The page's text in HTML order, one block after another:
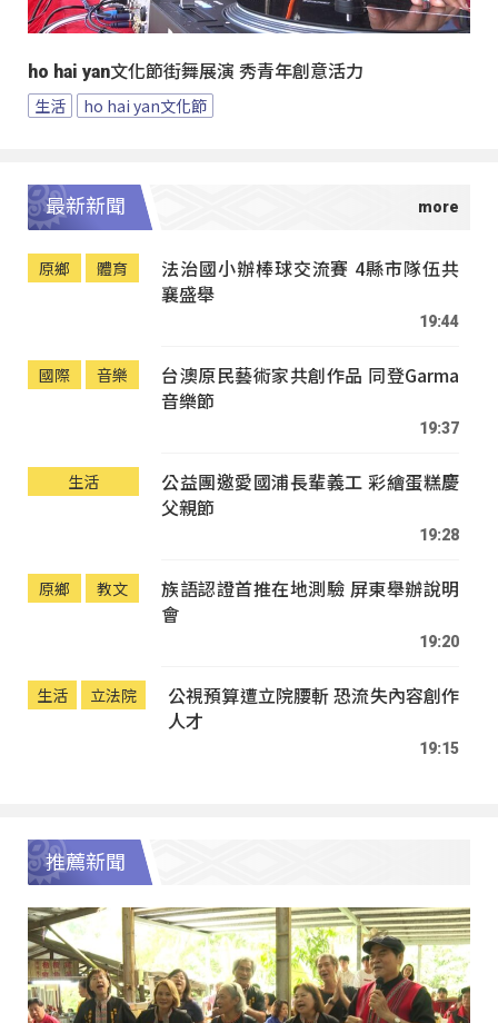
ho hai yan文化節街舞展演 秀青年創意活力
生活 ho hai yan文化節
最新新聞
原鄉 體育
法治國小辦棒球交流賽 4縣市隊伍共
襄盛舉
19:44
國際 音樂
台澳原民藝術家共創作品 同登Garma
音樂節
19:37
生活
公益團邀愛國浦長輩義工 彩繪蛋糕慶
父親節
19:28
原鄉 教文
族語認證首推在地測驗 屏東舉辦說明
會
19:20
生活 立法院
公視預算遭立院腰斬 恐流失內容創作
人才
19:15
推薦新聞